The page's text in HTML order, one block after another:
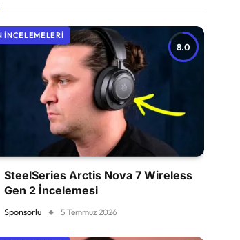
8.0
İNCELEMELERI
SteelSeries Arctis Nova 7 Wireless
Gen 2 İncelemesi
Sponsorlu 5 Temmuz 2026